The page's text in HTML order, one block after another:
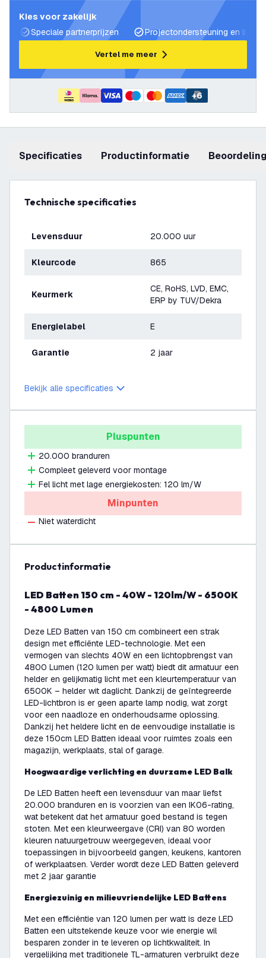
Kies voor zakelijk
Speciale partnerprijzen
Projectondersteuning en
Vertel me meer
+6
Specificaties productinformatie
Technische specificaties
Levensduur 20.000 uur
Kleurcode 865
Keurmerk
CE, RoHS, LVD, EMC,
ERP by TUV/Dekra
Energielabel E
Garantie 2 jaar
Bekijk alle specificaties
Pluspunten
20.000 branduren
Compleet geleverd voor montage
Fel licht met lage energiekosten: 120 lm/W
Minpunten
Niet waterdicht
productinformatie
LED Batten 150 cm - 40W - 120lm/W - 6500K
- 4800 Lumen
Deze LED Batten van 150 cm combineert een strak
design met efficiënte LED-technologie. Met een
vermogen van slechts 40W en een lichtopbrengst van
4800 Lumen (120 lumen per watt) biedt dit armatuur een
helder en gelijkmatig licht met een kleurtemperatuur van
6500K – helder wit daglicht. Dankzij de geïntegreerde
LED-lichtbron is er geen aparte lamp nodig, wat zorgt
voor een naadloze en onderhoudsarme oplossing.
Dankzij het heldere licht en de eenvoudige installatie is
deze 150cm LED Batten ideaal voor ruimtes zoals een
magazijn, werkplaats, stal of garage.
Hoogwaardige verlichting en duurzame LED Balk
De LED Batten heeft een levensduur van maar liefst
20.000 branduren en is voorzien van een IK06-rating,
wat betekent dat het armatuur goed bestand is tegen
stoten. Met een kleurweergave (CRI) van 80 worden
kleuren natuurgetrouw weergegeven, ideaal voor
toepassingen in bijvoorbeeld gangen, keukens, kantoren
of werkplaatsen. Verder wordt deze LED Batten geleverd
met 2 jaar garantie
Energiezuinig en milieuvriendelijke LED Battens
Met een efficiëntie van 120 lumen per watt is deze LED
Batten een uitstekende keuze voor wie energie wil
besparen zonder in te leveren op lichtkwaliteit. In
vergelijking met traditionele TL-armaturen verbruikt deze